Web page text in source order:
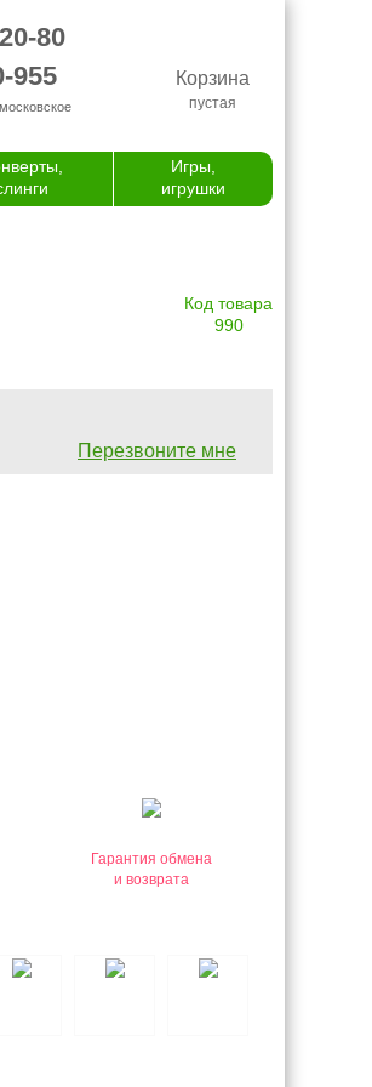
80
955
Корзина
пустая
Игры,
игрушки
Код товара
990
Перезвоните мне
Гарантия обмена
и возврата